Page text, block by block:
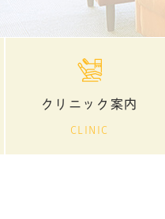
クリニック案内
CLINIC